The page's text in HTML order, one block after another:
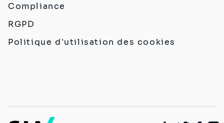
Compliance
RGPD
Politique d'utilisation des cookies